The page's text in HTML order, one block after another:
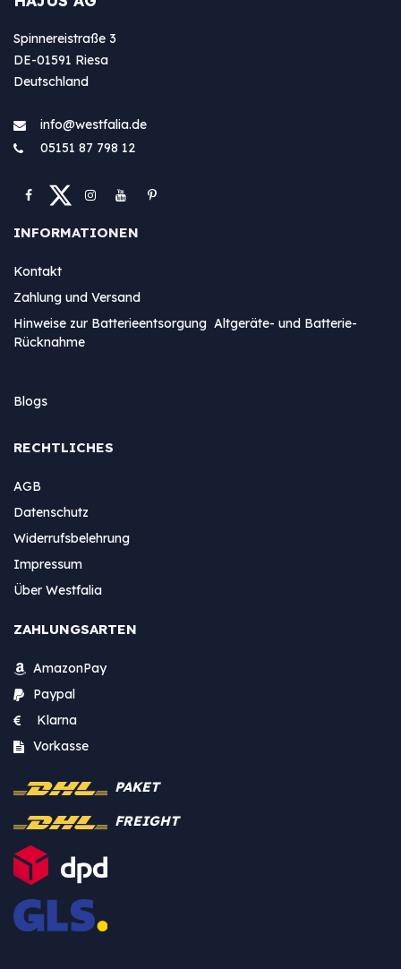
Spinnereistraße 3
DE-01591 Riesa
Deutschland
info@westfa​lia.de
05151 87 798 12
INFORMATIONEN
Kontakt
Zahlung und Versand
Hinweise zur Batterieentsorgung Altgeräte- und Batterie-
Rücknahme
Blogs
RECHTLICHES
AGB
Datenschutz
Widerrufsbelehrung
Impressum
Über Westfalia
ZAHLUNGSARTEN
AmazonPay
Paypal
Klarna
Vorkasse
PAKET
FREIGHT